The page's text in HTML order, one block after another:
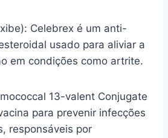
Celebrex é um anti-
usado para aliviar a
em condições como artrite.
13-valent Conjugate
para prevenir infecções
responsáveis por